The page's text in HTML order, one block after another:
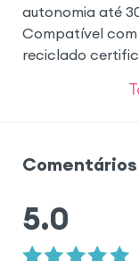
autonomia até
Compatível com
reciclado
Comentários
5.0